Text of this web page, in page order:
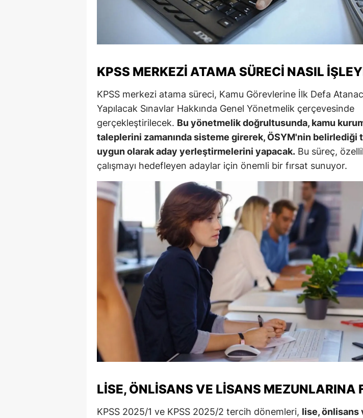
Manisa
Kahramanmaraş
Muğla
Muş
Nevşehir
Niğde
Ordu
Sakarya
Samsun
Siirt
Tekirdağ
Tokat
Trabzon
Şanlıurfa
Uşak
KPSS MERKEZI ATAMA SÜRECI NASIL
KPSS merkezi atama süreci, Kamu Görevlerine İlk Defa
Yapılacak Sınavlar Hakkında Genel Yönetmelik çerçevesinde
gerçekleştirilecek. Bu yönetmelik doğrultusunda, kamu
taleplerini zamanında sisteme girerek, ÖSYM'nin belirlediği
uygun olarak aday yerleştirmelerini yapacak. Bu süreç,
çalışmayı hedefleyen adaylar için önemli bir fırsat sunuyor.
LISE, ÖNLISANS VE LISANS MEZUNLARINA
KPSS 2025/1 ve KPSS 2025/2 tercih dönemleri, lise, önlisans